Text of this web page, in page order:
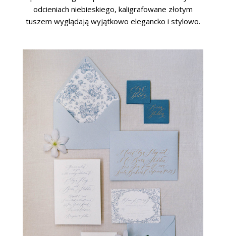
odcieniach niebieskiego, kaligrafowane złotym
tuszem wyglądają wyjątkowo elegancko i stylowo.